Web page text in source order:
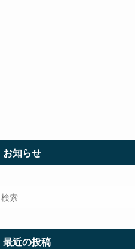
お知らせ
最近の投稿